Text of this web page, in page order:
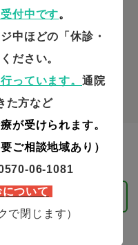
付中です。
中ほどの「休診・
ださい。
っています。 通院
た方など
が受けられます。
ご相談地域あり）
06-1081
ついて
で閉じます）
ロアマップ
らせ
来院の方